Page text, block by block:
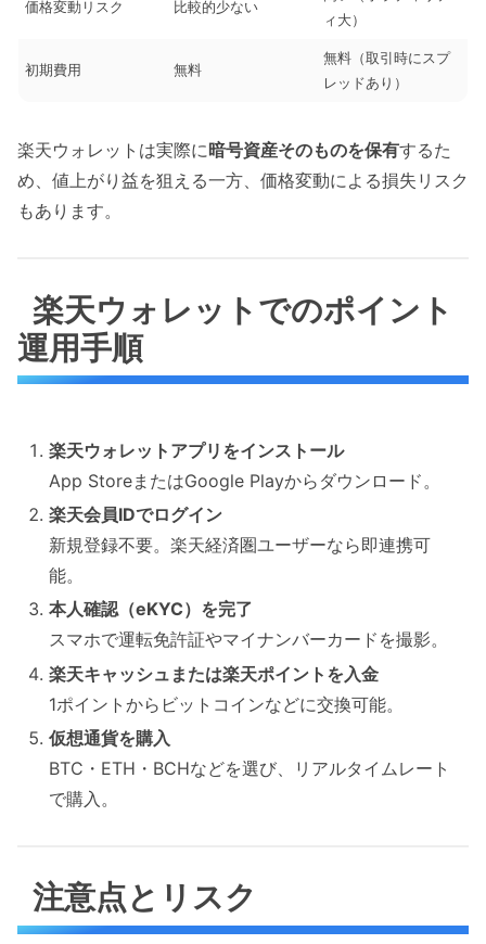
価格変動リスク 比較的少ない
ィ大）
初期費用 無料
無料（取引時にスプ
レッドあり）
楽天ウォレットは実際に暗号資産そのものを保有するた
め、値上がり益を狙える一方、価格変動による損失リスク
もあります。
楽天ウォレットでのポイント
運用手順
楽天ウォレットアプリをインストール
App StoreまたはGoogle Playからダウンロード。
楽天会員IDでログイン
新規登録不要。楽天経済圏ユーザーなら即連携可
能。
本人確認（eKYC）を完了
スマホで運転免許証やマイナンバーカードを撮影。
楽天キャッシュまたは楽天ポイントを入金
1ポイントからビットコインなどに交換可能。
仮想通貨を購入
BTC・ETH・BCHなどを選び、リアルタイムレート
で購入。
注意点とリスク